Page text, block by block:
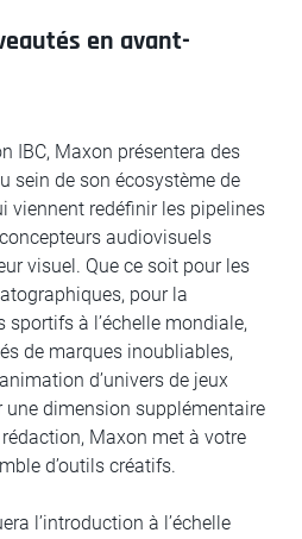
en avant-
IBC, Maxon présentera des
sein de son écosystème de
viennent redéfinir les pipelines
audiovisuels
visuel. Que ce soit pour les
pour la
sportifs à l’échelle mondiale,
de marques inoubliables,
d’univers de jeux
dimension supplémentaire
Maxon met à votre
d’outils créatifs.
l’introduction à l’échelle